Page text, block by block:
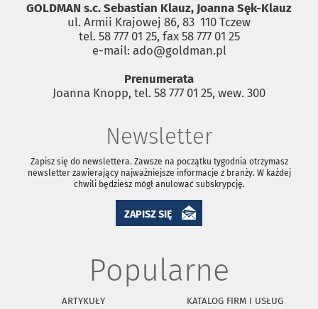
GOLDMAN s.c. Sebastian Klauz, Joanna Sęk-Klauz
ul. Armii Krajowej 86, 83 ­ 110 Tczew
tel. 58 777 01 25, fax 58 777 01 25
e-mail: ado@goldman.pl
Prenumerata
Joanna Knopp, tel. 58 777 01 25, wew. 300
Newsletter
Zapisz się do newslettera. Zawsze na początku tygodnia otrzymasz
newsletter zawierający najważniejsze informacje z branży. W każdej
chwili będziesz mógł anulować subskrypcję.
ZAPISZ SIĘ
Popularne
ARTYKUŁY
KATALOG FIRM I USŁUG